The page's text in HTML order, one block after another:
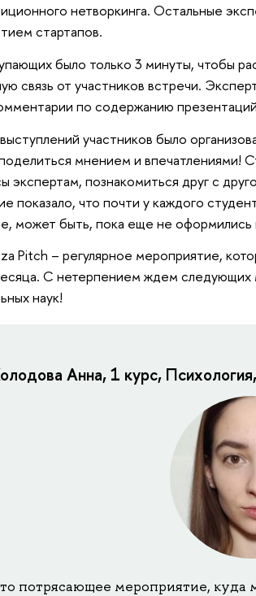
нетворкинга. Остальные
стартапов.
было только 3 минуты, чтобы
связь от участников встречи.
по содержанию
участников было
мнением и впечатлениями!
экспертам, познакомиться друг с
показало, что почти у каждого
может быть, пока еще не оформились
Pitch – регулярное мероприятие,
С нетерпением ждем следующих
наук!
Анна, 1 курс,
потрясающее мероприятие, куда